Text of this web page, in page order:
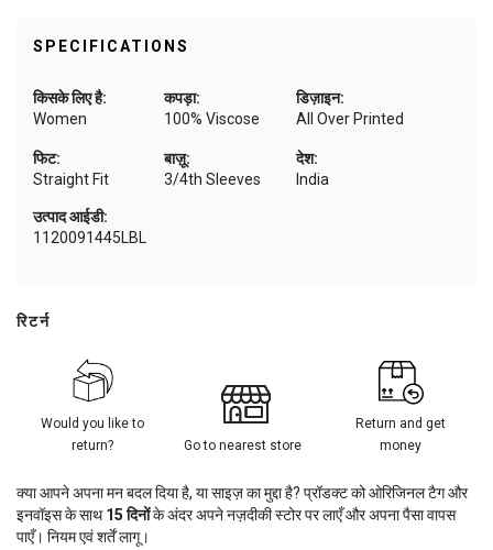
SPECIFICATIONS
किसके लिए है:
Women
कपड़ा:
100% Viscose
डिज़ाइन:
All Over Printed
फिट:
Straight Fit
बाज़ू:
3/4th Sleeves
देश:
India
उत्पाद आईडी:
1120091445LBL
रिटर्न
Would you like to
return?
Go to nearest store
Return and get
money
क्या आपने अपना मन बदल दिया है, या साइज़ का मुद्दा है? प्रॉडक्ट को ओरिजिनल टैग और
इनवॉइस के साथ15 दिनोंके अंदर अपने नज़दीकी स्टोर पर लाएँ और अपना पैसा वापस
पाएँ। नियम एवं शर्तें लागू।